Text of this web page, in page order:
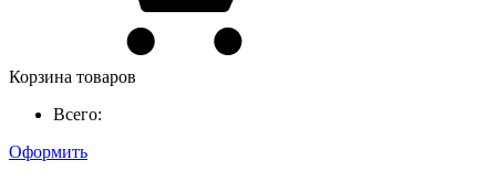
Корзина товаров
Всего:
Оформить